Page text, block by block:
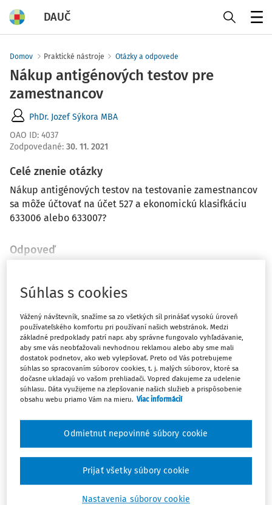
DAUČ
Domov Praktické nástroje Otázky a odpovede
Nákup antigénových testov pre
zamestnancov
PhDr. Jozef Sýkora MBA
OAO ID: 4037
Zodpovedané: 30. 11. 2021
Celé znenie otázky
Nákup antigénových testov na testovanie zamestnancov
sa môže účtovať na účet 527 a ekonomickú klasifkáciu
633006 alebo 633007?
Odpoveď
Máte predplatné?
Zatiaľ ste si prečítali len začiatok...
Celý dokument je len pre predplatiteľov.
Zaregistrujte sa a získajte
zadarmo prístup k vybranému obsahu na
10 dní.
Súhlas s cookies
Vážený návštevník, snažíme sa zo všetkých síl prinášať vysokú úroveň
používateľského komfortu pri používaní našich webstránok. Medzi
základné predpoklady patrí napr. aby správne fungovalo vyhľadávanie,
aby sme vás neobťažovali nevhodnou reklamou alebo aby sme mali
dostatok podnetov, ako web vylepšovať. Preto od Vás potrebujeme
súhlas so spracovaním súborov cookies, t. j. malých súborov, ktoré sa
dočasne ukladajú vo vašom prehliadači. Vopred ďakujeme za udelenie
súhlasu. Dáta využijeme na zlepšovanie našich služieb a prispôsobenie
obsahu webu priamo Vám na mieru. Viac informácií
Nastavenia súborov cookie
Odmietnut nepovinné súbory cookie
Prijať všetky súbory cookie